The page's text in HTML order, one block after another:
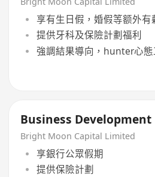
享有生日假，婚假等额外有
提供牙科及保險計劃福利
強調結果導向，hunter心態
Business Development
Bright Moon Capital Limited
享銀行公眾假期
提供保險計劃